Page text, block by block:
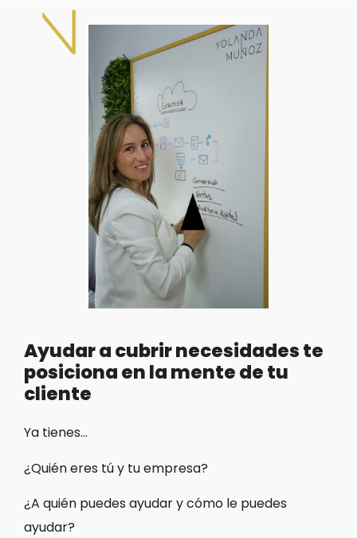
Ayudar a cubrir necesidades te
posiciona en la mente de tu
cliente
Ya tienes…
¿Quién eres tú y tu empresa?
¿A quién puedes ayudar y cómo le puedes
ayudar?